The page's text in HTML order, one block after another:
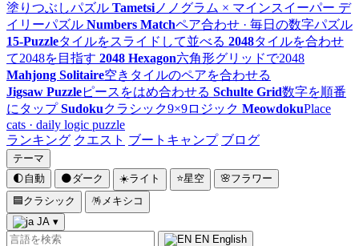
塗りつぶしパズル Tametsi ノノグラム × マインスイーパー デ
イリーパズル Numbers Matchペア合わせ · 毎日の数字パズル
15-Puzzleタイルをスライドして並べる 2048タイルを合わせ
て2048を目指す 2048 Hexagon六角形グリッドで2048
Mahjong Solitaire空きタイルのペアを合わせる
Jigsaw Puzzleピースをはめ合わせる Schulte Grid数字を順番
にタップ Sudokuクラシック9×9ロジック MeowdokuPlace
cats · daily logic puzzle
ランキング クエスト ブートキャンプ ブログ
テーマ
🌓自動 🌑ダーク ☀️ライト ⭐星空 🌸フラワー
🟦 クラシック 🪅 メキシコ
JA ▾
EN English